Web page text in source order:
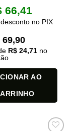
66,41
no PIX
69,90
R$ 24,71 no
AO